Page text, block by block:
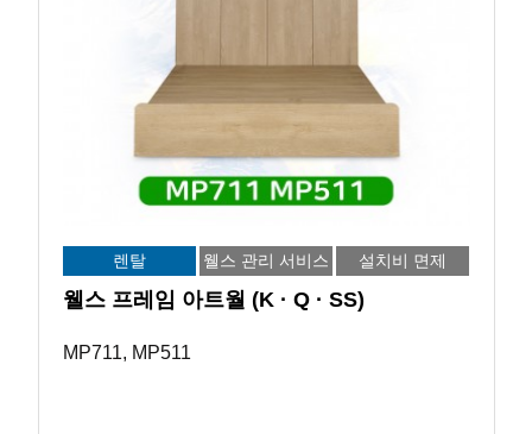
렌탈 웰스 관리 서비스 설치비 면제
웰스 프레임 아트월 (K · Q · SS)
MP711, MP511